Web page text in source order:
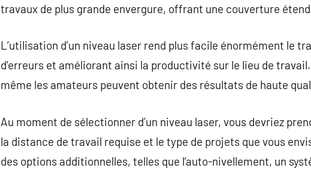
travaux de plus grande envergure, offrant une couverture
L’utilisation d’un niveau laser rend plus facile énormément le
d’erreurs et améliorant ainsi la productivité sur le lieu de
même les amateurs peuvent obtenir des résultats de haute
Au moment de sélectionner d’un niveau laser, vous devriez
la distance de travail requise et le type de projets que vous
des options additionnelles, telles que l’auto-nivellement, un